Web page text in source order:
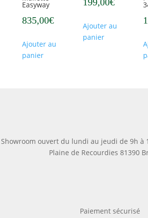
Easyway
835,00€
Ajouter au
panier
Ajouter au
panier
Showroom ouvert du lundi au jeudi de 9h à
Plaine de Recourdies 81390
Paiement sécurisé